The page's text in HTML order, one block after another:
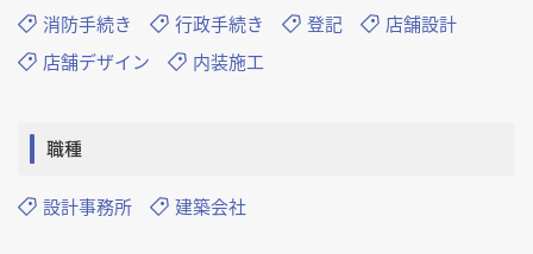
消防手続き
行政手続き 登記
店舗設計
店舗デザイン
内装施工
職種
設計事務所 建築会社